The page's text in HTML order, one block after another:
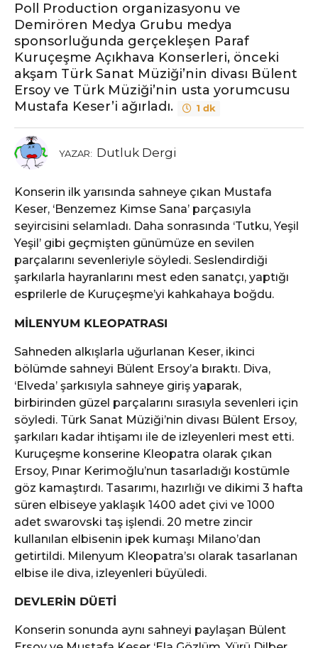
Poll Production organizasyonu ve
Demirören Medya Grubu medya
sponsorluğunda gerçekleşen Paraf
Kuruçeşme Açıkhava Konserleri, önceki
akşam Türk Sanat Müziği’nin divası Bülent
Ersoy ve Türk Müziği’nin usta yorumcusu
Mustafa Keser’i ağırladı.
1 dk
YAZAR: Dutluk Dergi
Konserin ilk yarısında sahneye çıkan Mustafa
Keser, ‘Benzemez Kimse Sana’ parçasıyla
seyircisini selamladı. Daha sonrasında ‘Tutku, Yeşil
Yeşil’ gibi geçmişten günümüze en sevilen
parçalarını sevenleriyle söyledi. Seslendirdiği
şarkılarla hayranlarını mest eden sanatçı, yaptığı
esprilerle de Kuruçeşme’yi kahkahaya boğdu.
MİLENYUM KLEOPATRASI
Sahneden alkışlarla uğurlanan Keser, ikinci
bölümde sahneyi Bülent Ersoy’a bıraktı. Diva,
‘Elveda’ şarkısıyla sahneye giriş yaparak,
birbirinden güzel parçalarını sırasıyla sevenleri için
söyledi. Türk Sanat Müziği’nin divası Bülent Ersoy,
şarkıları kadar ihtişamı ile de izleyenleri mest etti.
Kuruçeşme konserine Kleopatra olarak çıkan
Ersoy, Pınar Kerimoğlu’nun tasarladığı kostümle
göz kamaştırdı. Tasarımı, hazırlığı ve dikimi 3 hafta
süren elbiseye yaklaşık 1400 adet çivi ve 1000
adet swarovski taş işlendi. 20 metre zincir
kullanılan elbisenin ipek kumaşı Milano’dan
getirtildi. Milenyum Kleopatra’sı olarak tasarlanan
elbise ile diva, izleyenleri büyüledi.
DEVLERİN DÜETİ
Konserin sonunda aynı sahneyi paylaşan Bülent